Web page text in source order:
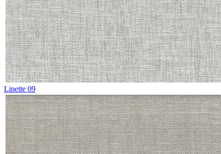
Linette 09